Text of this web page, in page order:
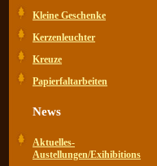
Kleine Geschenke
Kerzenleuchter
Kreuze
Papierfaltarbeiten
News
Aktuelles-
Austellungen/Exihibitions